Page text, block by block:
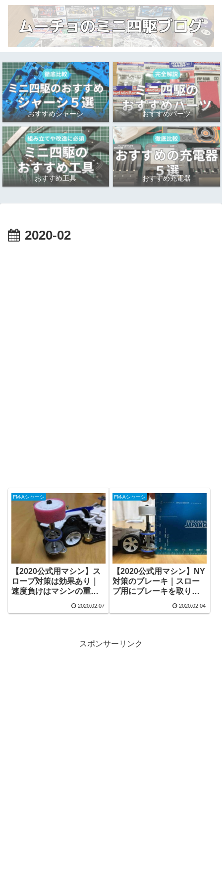
おすすめシャーシ おすすめパーツ
おすすめ工具 おすすめ充電器
2020-02
FM-Aシャーシ
【2020公式用マシン】ス
ロープ対策は効果あり｜
速度負けはマシンの重さ
2020.02.07
FM-Aシャーシ
【2020公式用マシン】NY
対策のブレーキ｜スロー
プ用にブレーキを取り付
2020.02.04
スポンサーリンク